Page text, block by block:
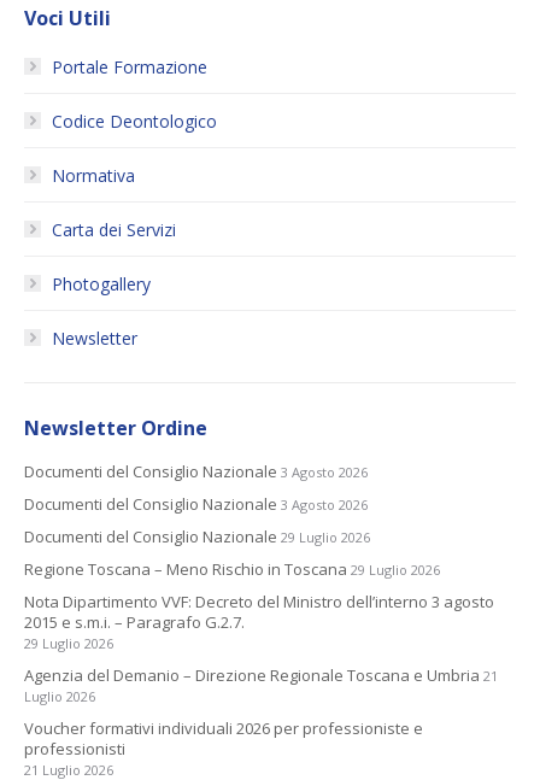
Voci Utili
Portale Formazione
Codice Deontologico
Normativa
Carta dei Servizi
Photogallery
Newsletter
Newsletter Ordine
Documenti del Consiglio Nazionale 3 Agosto 2026
Documenti del Consiglio Nazionale 3 Agosto 2026
Documenti del Consiglio Nazionale 29 Luglio 2026
Regione Toscana – Meno Rischio in Toscana 29 Luglio 2026
Nota Dipartimento VVF: Decreto del Ministro dell’interno 3 agosto
2015 e s.m.i. – Paragrafo G.2.7.
29 Luglio 2026
Agenzia del Demanio – Direzione Regionale Toscana e Umbria 21
Luglio 2026
Voucher formativi individuali 2026 per professioniste e
professionisti
21 Luglio 2026